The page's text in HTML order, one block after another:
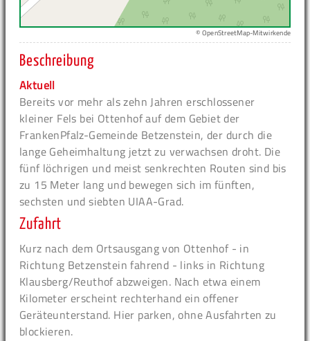
© OpenStreetMap-Mitwirkende
Beschreibung
Aktuell
Bereits vor mehr als zehn Jahren erschlossener
kleiner Fels bei Ottenhof auf dem Gebiet der
FrankenPfalz-Gemeinde Betzenstein, der durch die
lange Geheimhaltung jetzt zu verwachsen droht. Die
fünf löchrigen und meist senkrechten Routen sind bis
zu 15 Meter lang und bewegen sich im fünften,
sechsten und siebten UIAA-Grad.
Zufahrt
Kurz nach dem Ortsausgang von Ottenhof - in
Richtung Betzenstein fahrend - links in Richtung
Klausberg/Reuthof abzweigen. Nach etwa einem
Kilometer erscheint rechterhand ein offener
Geräteunterstand. Hier parken, ohne Ausfahrten zu
blockieren.